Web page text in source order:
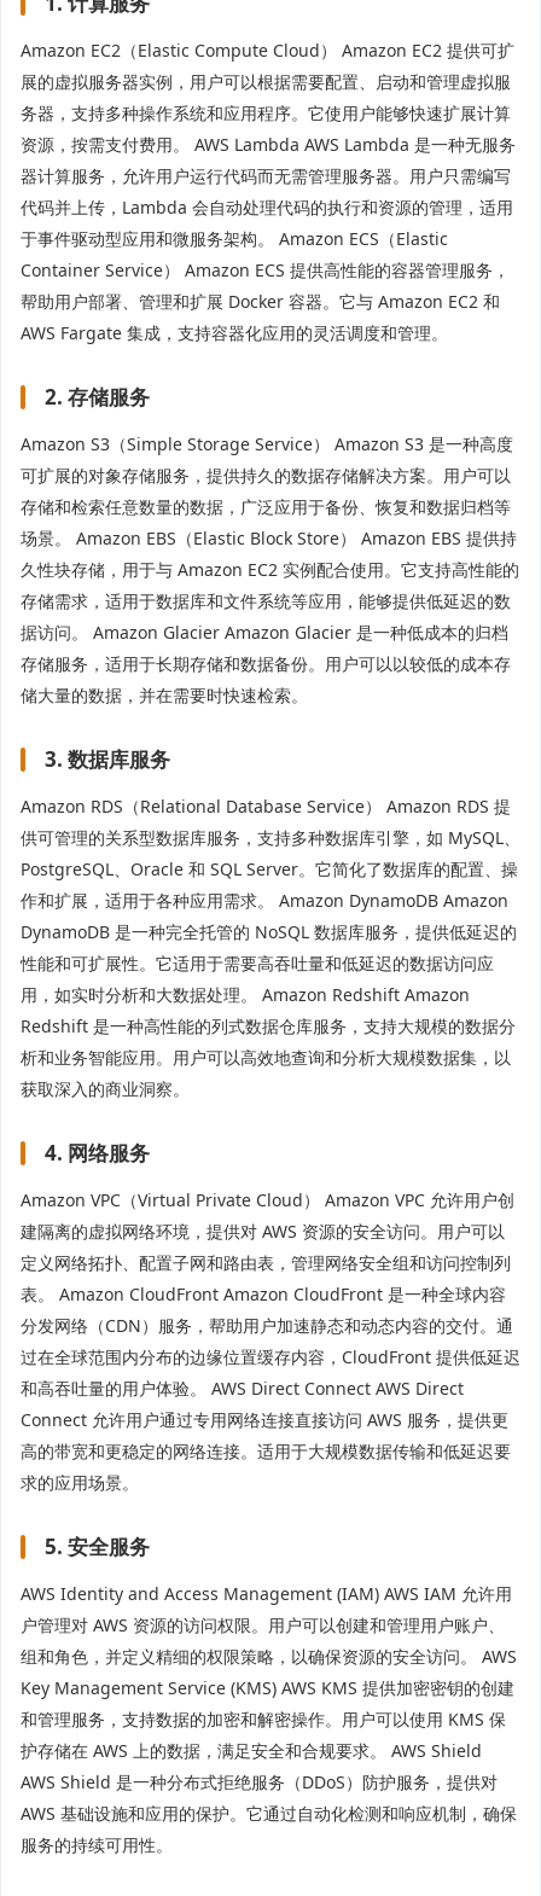
Amazon EC2（Elastic Compute Cloud） Amazon EC2 提供可扩
展的虚拟服务器实例，用户可以根据需要配置、启动和管理虚拟服
务器，支持多种操作系统和应用程序。它使用户能够快速扩展计算
资源，按需支付费用。 AWS Lambda AWS Lambda 是一种无服务
器计算服务，允许用户运行代码而无需管理服务器。用户只需编写
代码并上传，Lambda 会自动处理代码的执行和资源的管理，适用
于事件驱动型应用和微服务架构。 Amazon ECS（Elastic
Container Service） Amazon ECS 提供高性能的容器管理服务，
帮助用户部署、管理和扩展 Docker 容器。它与 Amazon EC2 和
AWS Fargate 集成，支持容器化应用的灵活调度和管理。
2. 存储服务
Amazon S3（Simple Storage Service） Amazon S3 是一种高度
可扩展的对象存储服务，提供持久的数据存储解决方案。用户可以
存储和检索任意数量的数据，广泛应用于备份、恢复和数据归档等
场景。 Amazon EBS（Elastic Block Store） Amazon EBS 提供持
久性块存储，用于与 Amazon EC2 实例配合使用。它支持高性能的
存储需求，适用于数据库和文件系统等应用，能够提供低延迟的数
据访问。 Amazon Glacier Amazon Glacier 是一种低成本的归档
存储服务，适用于长期存储和数据备份。用户可以以较低的成本存
储大量的数据，并在需要时快速检索。
3. 数据库服务
Amazon RDS（Relational Database Service） Amazon RDS 提
供可管理的关系型数据库服务，支持多种数据库引擎，如 MySQL、
PostgreSQL、Oracle 和 SQL Server。它简化了数据库的配置、操
作和扩展，适用于各种应用需求。 Amazon DynamoDB Amazon
DynamoDB 是一种完全托管的 NoSQL 数据库服务，提供低延迟的
性能和可扩展性。它适用于需要高吞吐量和低延迟的数据访问应
用，如实时分析和大数据处理。 Amazon Redshift Amazon
Redshift 是一种高性能的列式数据仓库服务，支持大规模的数据分
析和业务智能应用。用户可以高效地查询和分析大规模数据集，以
获取深入的商业洞察。
4. 网络服务
Amazon VPC（Virtual Private Cloud） Amazon VPC 允许用户创
建隔离的虚拟网络环境，提供对 AWS 资源的安全访问。用户可以
定义网络拓扑、配置子网和路由表，管理网络安全组和访问控制列
表。 Amazon CloudFront Amazon CloudFront 是一种全球内容
分发网络（CDN）服务，帮助用户加速静态和动态内容的交付。通
过在全球范围内分布的边缘位置缓存内容，CloudFront 提供低延迟
和高吞吐量的用户体验。 AWS Direct Connect AWS Direct
Connect 允许用户通过专用网络连接直接访问 AWS 服务，提供更
高的带宽和更稳定的网络连接。适用于大规模数据传输和低延迟要
求的应用场景。
5. 安全服务
AWS Identity and Access Management (IAM) AWS IAM 允许用
户管理对 AWS 资源的访问权限。用户可以创建和管理用户账户、
组和角色，并定义精细的权限策略，以确保资源的安全访问。 AWS
Key Management Service (KMS) AWS KMS 提供加密密钥的创建
和管理服务，支持数据的加密和解密操作。用户可以使用 KMS 保
护存储在 AWS 上的数据，满足安全和合规要求。 AWS Shield
AWS Shield 是一种分布式拒绝服务（DDoS）防护服务，提供对
AWS 基础设施和应用的保护。它通过自动化检测和响应机制，确保
服务的持续可用性。